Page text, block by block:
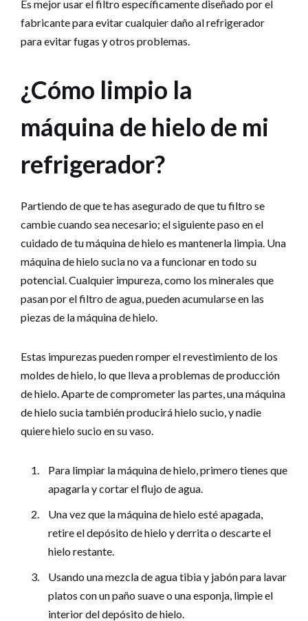
Es mejor usar el filtro específicamente diseñado por el
fabricante para evitar cualquier daño al refrigerador
para evitar fugas y otros problemas.
¿Cómo limpio la
máquina de hielo de mi
refrigerador?
Partiendo de que te has asegurado de que tu filtro se
cambie cuando sea necesario; el siguiente paso en el
cuidado de tu máquina de hielo es mantenerla limpia. Una
máquina de hielo sucia no va a funcionar en todo su
potencial. Cualquier impureza, como los minerales que
pasan por el filtro de agua, pueden acumularse en las
piezas de la máquina de hielo.
Estas impurezas pueden romper el revestimiento de los
moldes de hielo, lo que lleva a problemas de producción
de hielo. Aparte de comprometer las partes, una máquina
de hielo sucia también producirá hielo sucio, y nadie
quiere hielo sucio en su vaso.
Para limpiar la máquina de hielo, primero tienes que
apagarla y cortar el flujo de agua.
Una vez que la máquina de hielo esté apagada,
retire el depósito de hielo y derrita o descarte el
hielo restante.
Usando una mezcla de agua tibia y jabón para lavar
platos con un paño suave o una esponja, limpie el
interior del depósito de hielo.